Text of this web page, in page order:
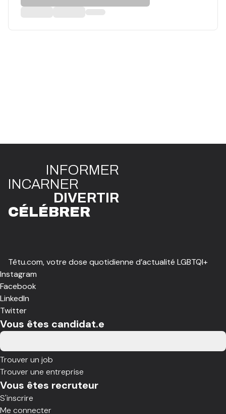
INFORMER
INCARNER
DIVERTIR
CÉLÉBRER
Têtu.com, votre dose quotidienne d’actualité LGBTQI+
Instagram
Facebook
LinkedIn
Twitter
Vous êtes candidat.e
Trouver un job
Trouver une entreprise
Vous êtes recruteur
S'inscrire
Me connecter